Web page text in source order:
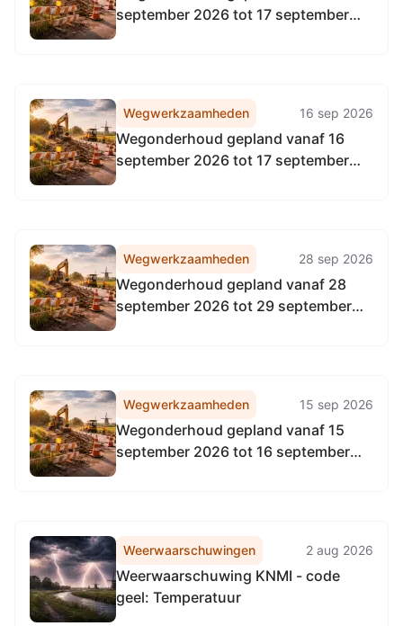
september 2026 tot 17 september
Wegwerkzaamheden 16 sep 2026
Wegonderhoud gepland vanaf 16
september 2026 tot 17 september
Wegwerkzaamheden 28 sep 2026
Wegonderhoud gepland vanaf 28
september 2026 tot 29 september
Wegwerkzaamheden 15 sep 2026
Wegonderhoud gepland vanaf 15
september 2026 tot 16 september
Weerwaarschuwingen 2 aug 2026
Weerwaarschuwing KNMI - code
geel: Temperatuur